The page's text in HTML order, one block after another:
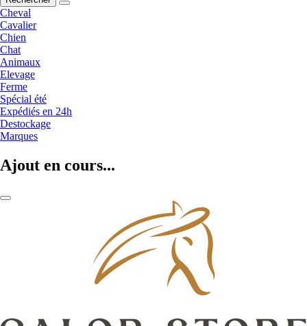
Cheval
Cavalier
Chien
Chat
Animaux
Elevage
Ferme
Spécial été
Expédiés en 24h
Destockage
Marques
Ajout en cours...